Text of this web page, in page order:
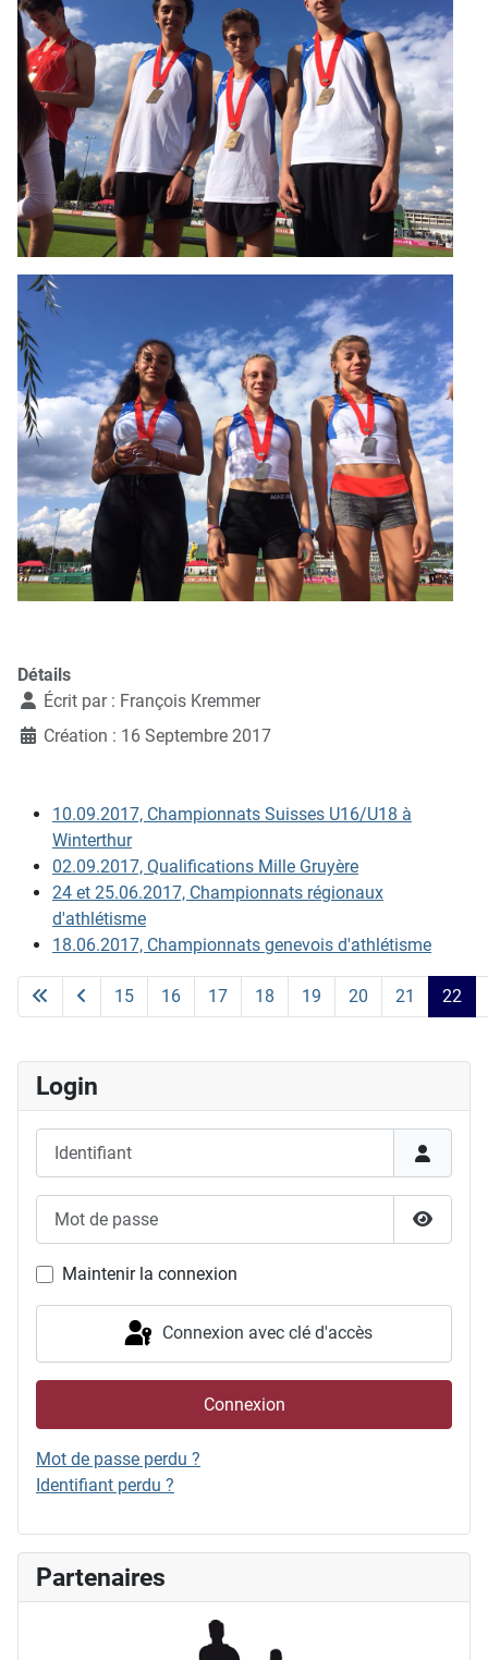
Détails
Écrit par : François Kremmer
Création : 16 Septembre 2017
10.09.2017, Championnats Suisses U16/U18 à
Winterthur
02.09.2017, Qualifications Mille Gruyère
24 et 25.06.2017, Championnats régionaux
d'athlétisme
18.06.2017, Championnats genevois d'athlétisme
Page 22 sur 24
15 16 17 18 19 20 21 22
Login
Afficher
Maintenir la connexion
Connexion avec clé d'accès
Connexion
Mot de passe perdu ?
Identifiant perdu ?
Partenaires